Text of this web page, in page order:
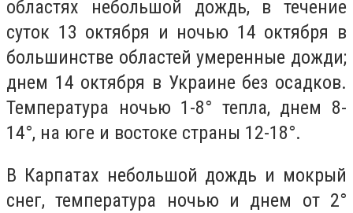
областях небольшой дождь, в течение
суток 13 октября и ночью 14 октября в
большинстве областей умеренные дожди;
днем 14 октября в Украине без осадков.
Температура ночью 1-8° тепла, днем ​​8-
14°, на юге и востоке страны 12-18°.
В Карпатах небольшой дождь и мокрый
снег, температура ночью и днем ​​от 2°